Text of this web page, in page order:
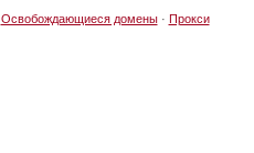
Освобождающиеся домены· Прокси